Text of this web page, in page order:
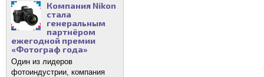
Компания Nikon
стала
генеральным
партнёром
ежегодной премии
«Фотограф года»
Один из лидеров
фотоиндустрии, компания